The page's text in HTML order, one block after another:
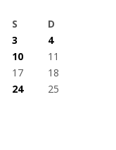
S
D
3
4
10
11
17
18
24
25